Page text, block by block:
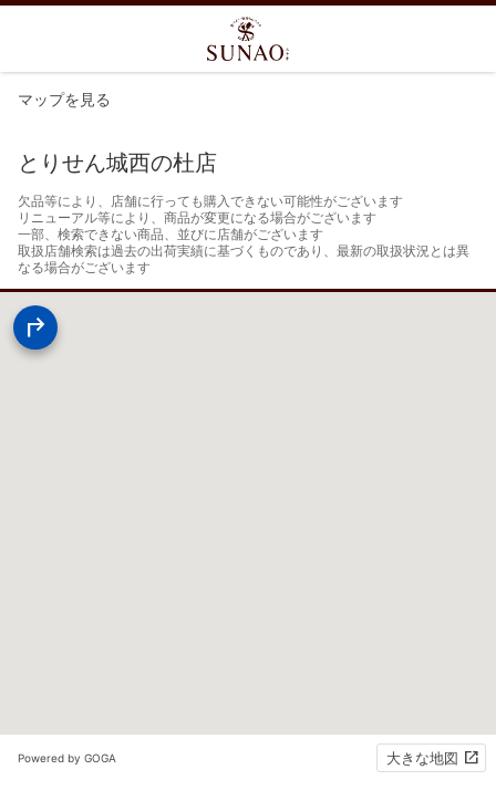
マップを見る
とりせん城西の杜店
欠品等により、店舗に行っても購入できない可能性がございます
リニューアル等により、商品が変更になる場合がございます
一部、検索できない商品、並びに店舗がございます
取扱店舗検索は過去の出荷実績に基づくものであり、最新の取扱状況とは異
なる場合がございます
Powered by GOGA 大きな地図